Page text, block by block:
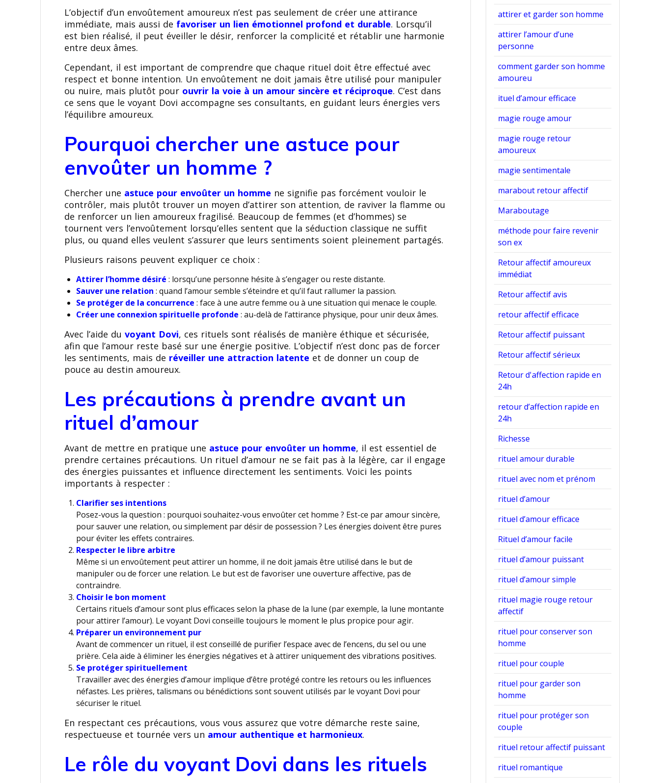
L’objectif d’un envoûtement amoureux n’est pas seulement de créer une attirance
immédiate, mais aussi de favoriser un lien émotionnel profond et durable. Lorsqu’il
est bien réalisé, il peut éveiller le désir, renforcer la complicité et rétablir une harmonie
entre deux âmes.
Cependant, il est important de comprendre que chaque rituel doit être effectué avec
respect et bonne intention. Un envoûtement ne doit jamais être utilisé pour manipuler
ou nuire, mais plutôt pour ouvrir la voie à un amour sincère et réciproque. C’est dans
ce sens que le voyant Dovi accompagne ses consultants, en guidant leurs énergies vers
l’équilibre amoureux.
Pourquoi chercher une astuce pour
envoûter un homme ?
Chercher une astuce pour envoûter un homme ne signifie pas forcément vouloir le
contrôler, mais plutôt trouver un moyen d’attirer son attention, de raviver la flamme ou
de renforcer un lien amoureux fragilisé. Beaucoup de femmes (et d’hommes) se
tournent vers l’envoûtement lorsqu’elles sentent que la séduction classique ne suffit
plus, ou quand elles veulent s’assurer que leurs sentiments soient pleinement partagés.
Plusieurs raisons peuvent expliquer ce choix :
Attirer l’homme désiré : lorsqu’une personne hésite à s’engager ou reste distante.
Sauver une relation : quand l’amour semble s’éteindre et qu’il faut rallumer la passion.
Se protéger de la concurrence : face à une autre femme ou à une situation qui menace le couple.
Créer une connexion spirituelle profonde : au-delà de l’attirance physique, pour unir deux âmes.
Avec l’aide duvoyant Dovi, ces rituels sont réalisés de manière éthique et sécurisée,
afin que l’amour reste basé sur une énergie positive. L’objectif n’est donc pas de forcer
les sentiments, mais de réveiller une attraction latente et de donner un coup de
pouce au destin amoureux.
Les précautions à prendre avant un
rituel d’amour
Avant de mettre en pratique une astuce pour envoûter un homme, il est essentiel de
prendre certaines précautions. Un rituel d’amour ne se fait pas à la légère, car il engage
des énergies puissantes et influence directement les sentiments. Voici les points
importants à respecter :
Clarifier ses intentions
Posez-vous la question : pourquoi souhaitez-vous envoûter cet homme ? Est-ce par amour sincère,
pour sauver une relation, ou simplement par désir de possession ? Les énergies doivent être pures
pour éviter les effets contraires.
Respecter le libre arbitre
Même si un envoûtement peut attirer un homme, il ne doit jamais être utilisé dans le but de
manipuler ou de forcer une relation. Le but est de favoriser une ouverture affective, pas de
contraindre.
Choisir le bon moment
Certains rituels d’amour sont plus efficaces selon la phase de la lune (par exemple, la lune montante
pour attirer l’amour). Le voyant Dovi conseille toujours le moment le plus propice pour agir.
Préparer un environnement pur
Avant de commencer un rituel, il est conseillé de purifier l’espace avec de l’encens, du sel ou une
prière. Cela aide à éliminer les énergies négatives et à attirer uniquement des vibrations positives.
Se protéger spirituellement
Travailler avec des énergies d’amour implique d’être protégé contre les retours ou les influences
néfastes. Les prières, talismans ou bénédictions sont souvent utilisés par le voyant Dovi pour
sécuriser le rituel.
En respectant ces précautions, vous vous assurez que votre démarche reste saine,
respectueuse et tournée vers un amour authentique et harmonieux.
Le rôle du voyant Dovi dans les rituels
attirer et garder son homme
attirer l’amour d’une
personne
comment garder son homme
amoureu
ituel d’amour efficace
magie rouge amour
magie rouge retour
amoureux
magie sentimentale
marabout retour affectif
Maraboutage
méthode pour faire revenir
son ex
Retour affectif amoureux
immédiat
Retour affectif avis
retour affectif efficace
Retour affectif puissant
Retour affectif sérieux
Retour d'affection rapide en
24h
retour d’affection rapide en
24h
Richesse
rituel amour durable
rituel avec nom et prénom
rituel d’amour
rituel d’amour efficace
Rituel d’amour facile
rituel d’amour puissant
rituel d’amour simple
rituel magie rouge retour
affectif
rituel pour conserver son
homme
rituel pour couple
rituel pour garder son
homme
rituel pour protéger son
couple
rituel retour affectif puissant
rituel romantique